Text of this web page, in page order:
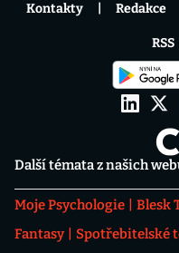
Další témata z našich
Moje Psychologie Blesk
Fantasy
Spotřebitelské
Kontakty Redakce
RSS